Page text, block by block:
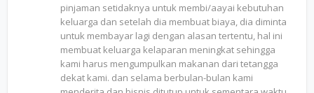
pinjaman setidaknya untuk membi/aayai kebutuhan
keluarga dan setelah dia membuat biaya, dia diminta
untuk membayar lagi dengan alasan tertentu, hal ini
membuat keluarga kelaparan meningkat sehingga
kami harus mengumpulkan makanan dari tetangga
dekat kami. dan selama berbulan-bulan kami